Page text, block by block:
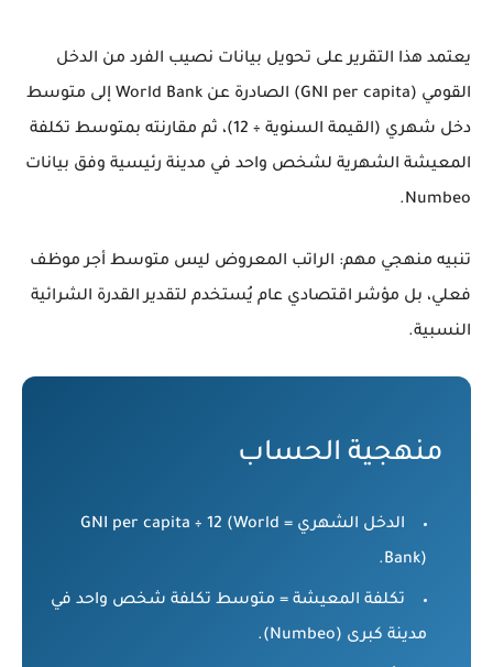
يعتمد هذا التقرير على تحويل بيانات نصيب الفرد من الدخل
القومي (GNI per capita) الصادرة عن World Bank إلى متوسط
دخل شهري (القيمة السنوية ÷ 12)، ثم مقارنته بمتوسط تكلفة
المعيشة الشهرية لشخص واحد في مدينة رئيسية وفق بيانات
Numbeo.
تنبيه منهجي مهم: الراتب المعروض ليس متوسط أجر موظف
فعلي، بل مؤشر اقتصادي عام يُستخدم لتقدير القدرة الشرائية
النسبية.
منهجية الحساب
الدخل الشهري = GNI per capita ÷ 12 (World
Bank).
تكلفة المعيشة = متوسط تكلفة شخص واحد في
مدينة كبرى (Numbeo).